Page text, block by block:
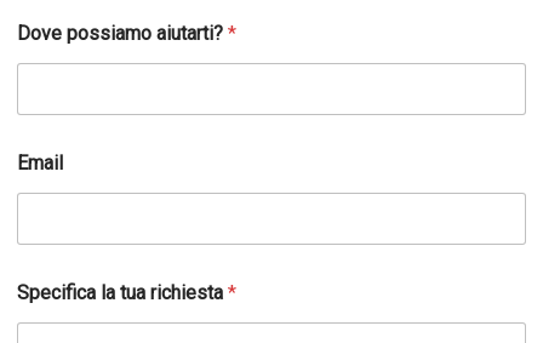
u
a
o
e
l
a
Dove possiamo aiutarti?*
Email
Specifica la tua richiesta*